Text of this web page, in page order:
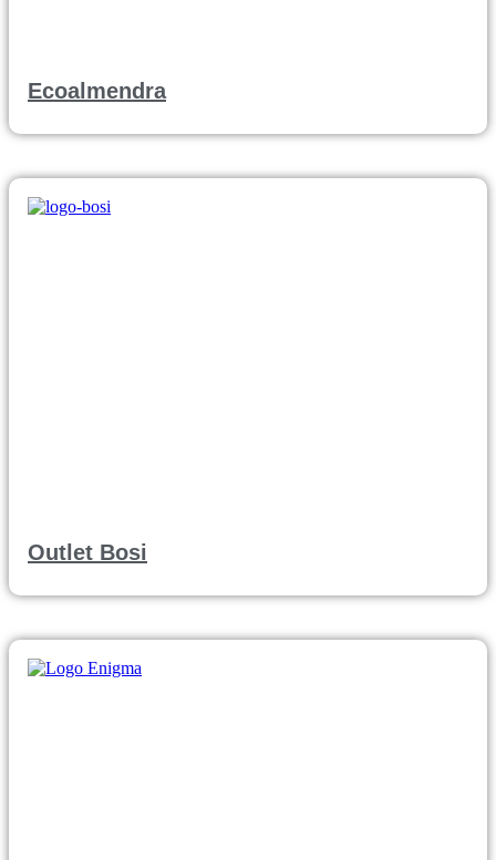
Ecoalmendra
Outlet Bosi